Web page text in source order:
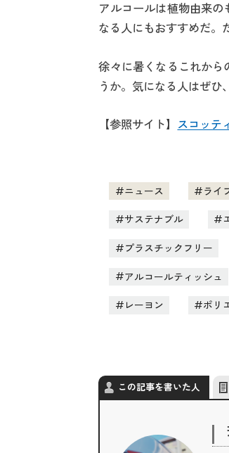
アルコールは植物由来
なる人にもおすすめだ。
徐々に暑くなるこれから
うか。気になる人はぜひ
【参照サイト】 スコッテ
ニュース ライ
サステナブル
プラスチックフリー
アルコールティッシュ
レーヨン ポリ
この記事を書いた人